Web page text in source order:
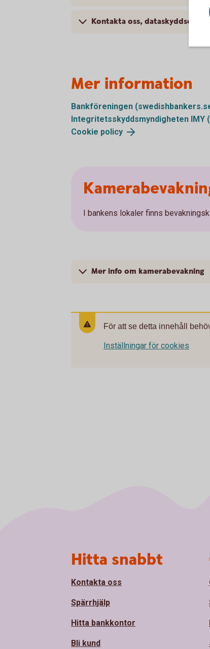
Kontakta oss,
Mer information
Bankföreningen
Integritetsskyddsmyndigheten IMY
Cookie policy
I bankens lokaler finns
Mer info om kamerabevakning
För att se detta innehåll
Inställningar för cookies
Hitta snabbt
Kontakta oss
Spärrhjälp
Hitta bankkontor
Bli kund